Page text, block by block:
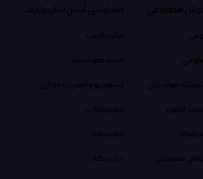
مصنوعی
مولد متن
تصویر
مصنوعی
دسترسی آسان سایبرلایف
سایبرلایف
مجله هوشمند
استودیو واقعیت مجازی
سایبرشاپ
سایبربات
سایبرکار